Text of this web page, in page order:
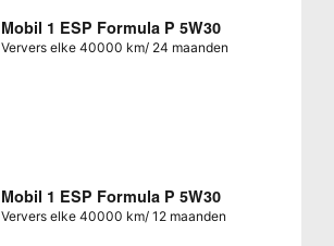
Mobil 1 ESP Formula P 5W30
Ververs elke 40000 km/ 24 maanden
Mobil 1 ESP Formula P 5W30
Ververs elke 40000 km/ 12 maanden